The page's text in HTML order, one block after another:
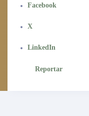
Facebook
X
LinkedIn
Reportar